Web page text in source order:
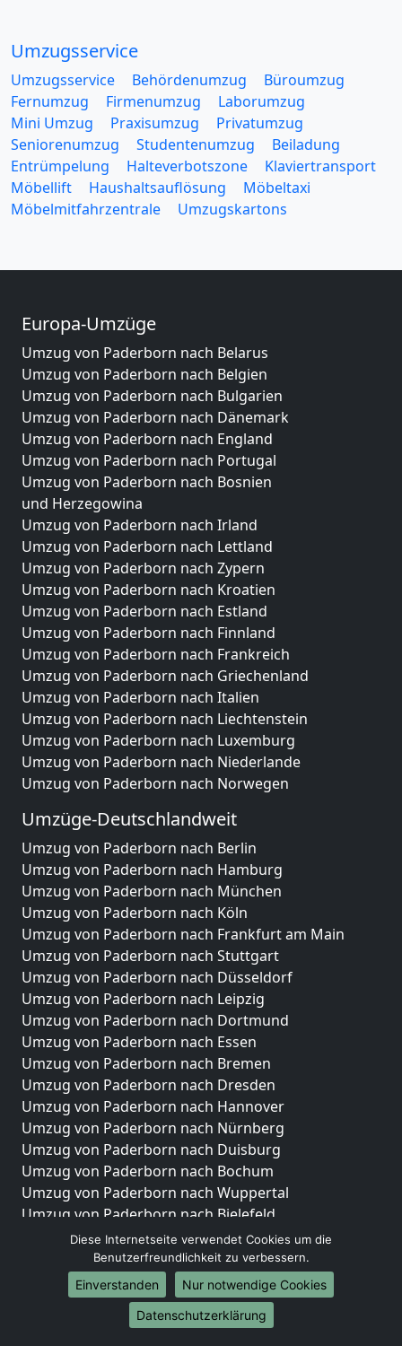
Umzugsservice
Umzugsservice Behördenumzug
Büroumzug
Fernumzug
Firmenumzug
Laborumzug
Mini Umzug
Praxisumzug
Privatumzug
Seniorenumzug
Studentenumzug
Beiladung
Entrümpelung
Halteverbotszone
Klaviertransport
Möbellift
Haushaltsauflösung
Möbeltaxi
Möbelmitfahrzentrale
Umzugskartons
Europa-Umzüge
Umzug von Paderborn nach Belarus
Umzug von Paderborn nach Belgien
Umzug von Paderborn nach Bulgarien
Umzug von Paderborn nach Dänemark
Umzug von Paderborn nach England
Umzug von Paderborn nach Portugal
Umzug von Paderborn nach Bosnien
und Herzegowina
Umzug von Paderborn nach Irland
Umzug von Paderborn nach Lettland
Umzug von Paderborn nach Zypern
Umzug von Paderborn nach Kroatien
Umzug von Paderborn nach Estland
Umzug von Paderborn nach Finnland
Umzug von Paderborn nach Frankreich
Umzug von Paderborn nach Griechenland
Umzug von Paderborn nach Italien
Umzug von Paderborn nach Liechtenstein
Umzug von Paderborn nach Luxemburg
Umzug von Paderborn nach Niederlande
Umzug von Paderborn nach Norwegen
Umzüge-Deutschlandweit
Umzug von Paderborn nach Berlin
Umzug von Paderborn nach Hamburg
Umzug von Paderborn nach München
Umzug von Paderborn nach Köln
Umzug von Paderborn nach Frankfurt am Main
Umzug von Paderborn nach Stuttgart
Umzug von Paderborn nach Düsseldorf
Umzug von Paderborn nach Leipzig
Umzug von Paderborn nach Dortmund
Umzug von Paderborn nach Essen
Umzug von Paderborn nach Bremen
Umzug von Paderborn nach Dresden
Umzug von Paderborn nach Hannover
Umzug von Paderborn nach Nürnberg
Umzug von Paderborn nach Duisburg
Umzug von Paderborn nach Bochum
Umzug von Paderborn nach Wuppertal
Umzug von Paderborn nach Bielefeld
Umzug von Paderborn nach Bonn
Umzug von Paderborn nach Münster
Internationale-Umzüge
Umzug von Paderborn nach Brasilien
Diese Internetseite verwendet Cookies um die
Benutzerfreundlichkeit zu verbessern.
Einverstanden
Nur notwendige Cookies
Datenschutzerklärung